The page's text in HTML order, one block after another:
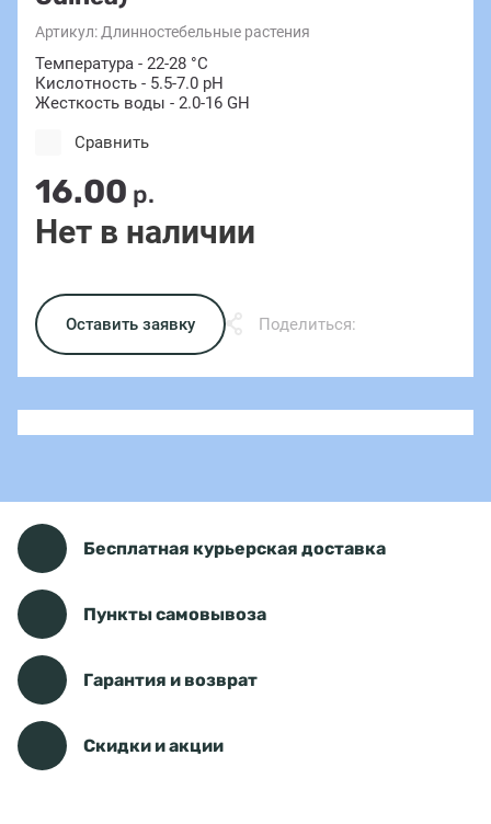
Артикул: Длинностебельные растения
Температура - 22-28 °C
Кислотность - 5.5-7.0 pH
Жесткость воды - 2.0-16 GH
16.00 р.
Нет в наличии
Сравнить
Оставить заявку Поделиться:
Бесплатная курьерская доставка
Пункты самовывоза
Гарантия и возврат
Скидки и акции